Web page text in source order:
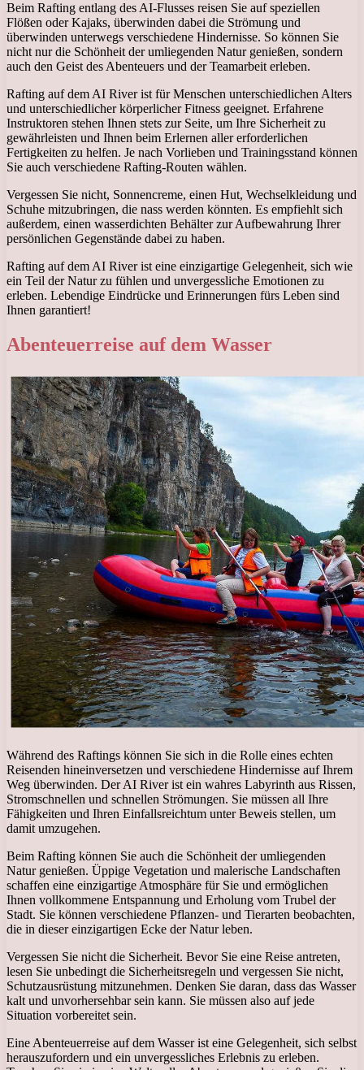
Beim Rafting entlang des AI-Flusses reisen Sie auf speziellen
Flößen oder Kajaks, überwinden dabei die Strömung und
überwinden unterwegs verschiedene Hindernisse. So können Sie
nicht nur die Schönheit der umliegenden Natur genießen, sondern
auch den Geist des Abenteuers und der Teamarbeit erleben.
Rafting auf dem AI River ist für Menschen unterschiedlichen Alters
und unterschiedlicher körperlicher Fitness geeignet. Erfahrene
Instruktoren stehen Ihnen stets zur Seite, um Ihre Sicherheit zu
gewährleisten und Ihnen beim Erlernen aller erforderlichen
Fertigkeiten zu helfen. Je nach Vorlieben und Trainingsstand können
Sie auch verschiedene Rafting-Routen wählen.
Vergessen Sie nicht, Sonnencreme, einen Hut, Wechselkleidung und
Schuhe mitzubringen, die nass werden könnten. Es empfiehlt sich
außerdem, einen wasserdichten Behälter zur Aufbewahrung Ihrer
persönlichen Gegenstände dabei zu haben.
Rafting auf dem AI River ist eine einzigartige Gelegenheit, sich wie
ein Teil der Natur zu fühlen und unvergessliche Emotionen zu
erleben. Lebendige Eindrücke und Erinnerungen fürs Leben sind
Ihnen garantiert!
Abenteuerreise auf dem Wasser
Während des Raftings können Sie sich in die Rolle eines echten
Reisenden hineinversetzen und verschiedene Hindernisse auf Ihrem
Weg überwinden. Der AI River ist ein wahres Labyrinth aus Rissen,
Stromschnellen und schnellen Strömungen. Sie müssen all Ihre
Fähigkeiten und Ihren Einfallsreichtum unter Beweis stellen, um
damit umzugehen.
Beim Rafting können Sie auch die Schönheit der umliegenden
Natur genießen. Üppige Vegetation und malerische Landschaften
schaffen eine einzigartige Atmosphäre für Sie und ermöglichen
Ihnen vollkommene Entspannung und Erholung vom Trubel der
Stadt. Sie können verschiedene Pflanzen- und Tierarten beobachten,
die in dieser einzigartigen Ecke der Natur leben.
Vergessen Sie nicht die Sicherheit. Bevor Sie eine Reise antreten,
lesen Sie unbedingt die Sicherheitsregeln und vergessen Sie nicht,
Schutzausrüstung mitzunehmen. Denken Sie daran, dass das Wasser
kalt und unvorhersehbar sein kann. Sie müssen also auf jede
Situation vorbereitet sein.
Eine Abenteuerreise auf dem Wasser ist eine Gelegenheit, sich selbst
herauszufordern und ein unvergessliches Erlebnis zu erleben.